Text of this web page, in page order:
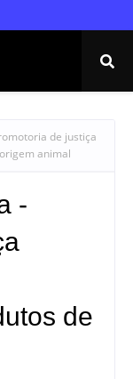
de justiça
animal
-
de